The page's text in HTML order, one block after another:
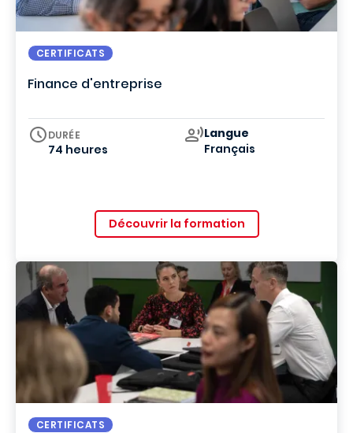
CERTIFICATS
Finance d'entreprise
DURÉE
74 heures
Curriculum
Langue
Français
Découvrir la formation
CERTIFICATS